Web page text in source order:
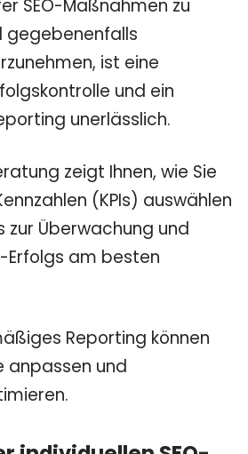
SEO-Maßnahmen zu
gegebenenfalls
ist eine
und ein
unerlässlich.
zeigt Ihnen, wie Sie
(KPIs) auswählen
zur Überwachung und
Erfolgs am besten
Reporting können
anpassen und